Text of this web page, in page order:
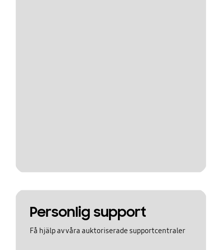
Personlig support
Få hjälp av våra auktoriserade supportcentraler